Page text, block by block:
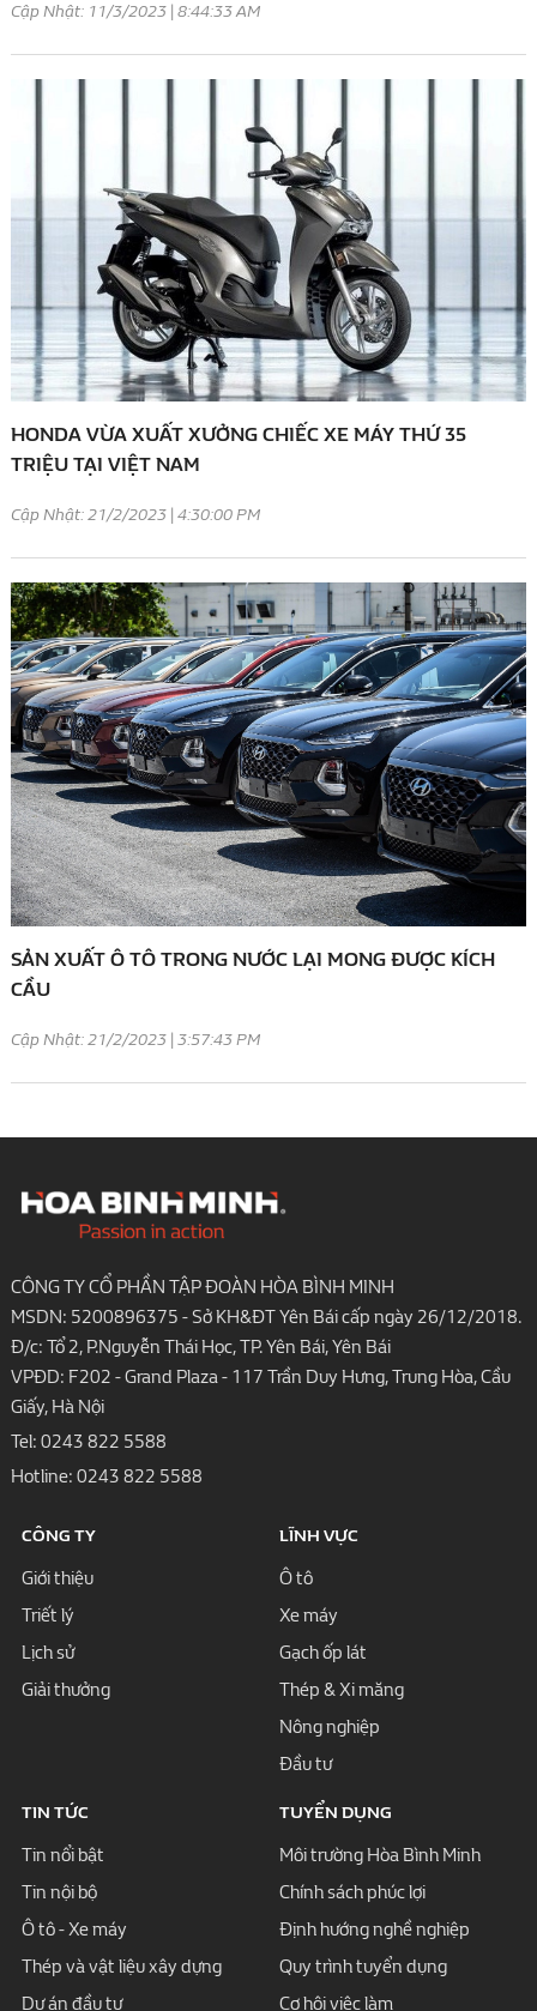
Cập Nhật: 11/3/2023 | 8:44:33 AM
HONDA VỪA XUẤT XƯỞNG CHIẾC XE MÁY THỨ 35
TRIỆU TẠI VIỆT NAM
Cập Nhật: 21/2/2023 | 4:30:00 PM
SẢN XUẤT Ô TÔ TRONG NƯỚC LẠI MONG ĐƯỢC KÍCH
CẦU
Cập Nhật: 21/2/2023 | 3:57:43 PM
CÔNG TY CỔ PHẦN TẬP ĐOÀN HÒA BÌNH MINH
MSDN: 5200896375 - Sở KH&ĐT Yên Bái cấp ngày 26/12/2018.
Đ/c: Tổ 2, P.Nguyễn Thái Học, TP. Yên Bái, Yên Bái
VPĐD: F202 - Grand Plaza - 117 Trần Duy Hưng, Trung Hòa, Cầu
Giấy, Hà Nội
Tel: 0243 822 5588
Hotline: 0243 822 5588
CÔNG TY
Giới thiệu
Triết lý
Lịch sử
Giải thưởng
LĨNH VỰC
Ô tô
Xe máy
Gạch ốp lát
Thép & Xi măng
Nông nghiệp
Đầu tư
TIN TỨC
Tin nổi bật
Tin nội bộ
Ô tô - Xe máy
Thép và vật liệu xây dựng
Dự án đầu tư
TUYỂN DỤNG
Môi trường Hòa Bình Minh
Chính sách phúc lợi
Định hướng nghề nghiệp
Quy trình tuyển dụng
Cơ hội việc làm